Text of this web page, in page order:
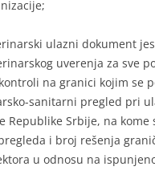
ulazni dokument
uverenja za sve
na granici kojim se
sanitarni pregled pri
Republike Srbije, na kome
i broj rešenja
u odnosu na